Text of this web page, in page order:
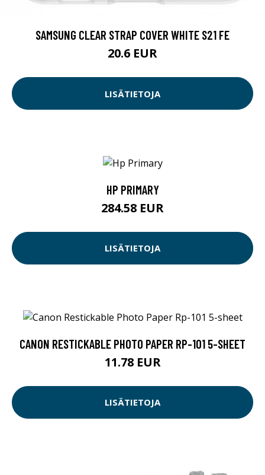
SAMSUNG CLEAR STRAP COVER WHITE S21 FE
20.6 EUR
LISÄTIETOJA
HP PRIMARY
284.58 EUR
LISÄTIETOJA
CANON RESTICKABLE PHOTO PAPER RP-101 5-SHEET
11.78 EUR
LISÄTIETOJA